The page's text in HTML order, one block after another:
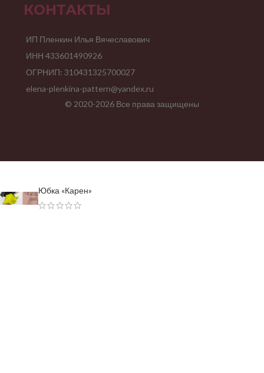
КОНТАКТЫ
ИП Пленкин Илья Вячеславович
ИНН 433601490926
ОГРНИП: 310431325700027
elena-plenkina-pattern@yandex.ru
© 2020-2026 Все права защищены
Юбка «Карен»